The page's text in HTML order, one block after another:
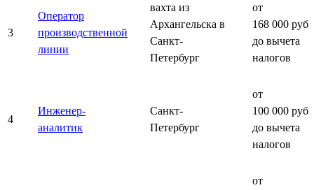
3
Оператор
производственной
линии
вахта из
Архангельска в
Санкт-
Петербург
от
168 000 руб.
до вычета
налогов
4
Инженер-
аналитик
Санкт-
Петербург
от
100 000 руб.
до вычета
налогов
от